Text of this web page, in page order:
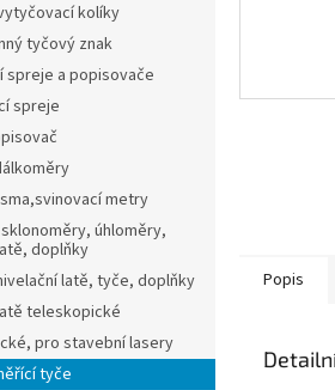
kolíky
tyčový znak
spreje a popisovače
spreje
metry
úhloměry,
doplňky
latě, tyče, doplňky
teleskopické
pro stavební lasery
tyče
Popis